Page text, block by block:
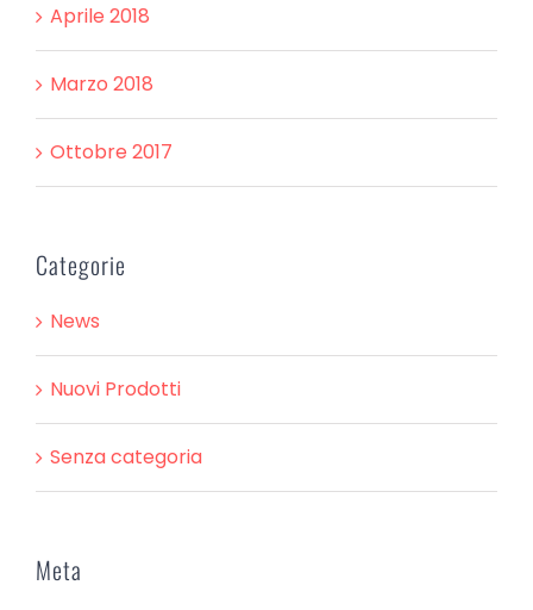
Aprile 2018
Marzo 2018
Ottobre 2017
Categorie
News
Nuovi Prodotti
Senza categoria
Meta